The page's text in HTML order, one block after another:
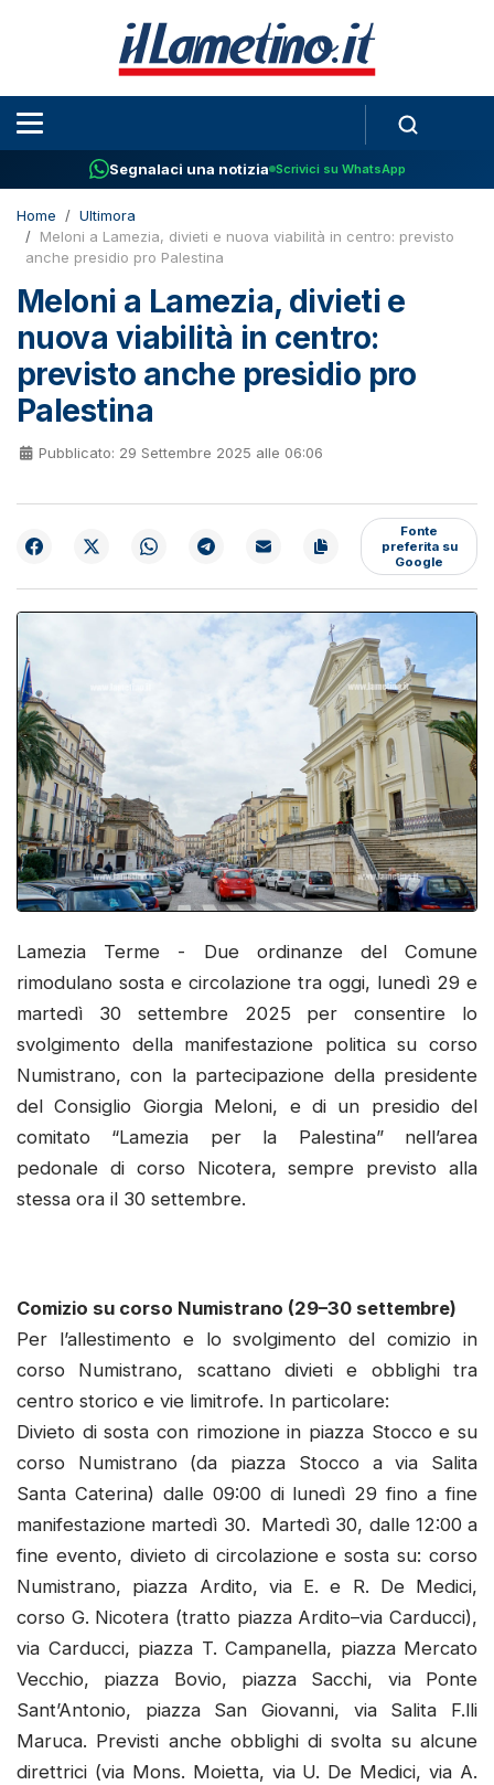
Segnalaci una notizia Scrivici su WhatsApp
Home
Ultimora
Meloni a Lamezia, divieti e nuova viabilità in centro: previsto
anche presidio pro Palestina
Meloni a Lamezia, divieti e
nuova viabilità in centro:
previsto anche presidio pro
Palestina
Pubblicato: 29 Settembre 2025 alle 06:06
Fonte
preferita su
Google
Lamezia Terme - Due ordinanze del Comune
rimodulano sosta e circolazione tra oggi, lunedì 29 e
martedì 30 settembre 2025 per consentire lo
svolgimento della manifestazione politica su corso
Numistrano, con la partecipazione della presidente
del Consiglio Giorgia Meloni, e di un presidio del
comitato “Lamezia per la Palestina” nell’area
pedonale di corso Nicotera, sempre previsto alla
stessa ora il 30 settembre.
Comizio su corso Numistrano (29–30 settembre)
Per l’allestimento e lo svolgimento del comizio in
corso Numistrano, scattano divieti e obblighi tra
centro storico e vie limitrofe. In particolare:
Divieto di sosta con rimozione in piazza Stocco e su
corso Numistrano (da piazza Stocco a via Salita
Santa Caterina) dalle 09:00 di lunedì 29 fino a fine
manifestazione martedì 30. Martedì 30, dalle 12:00 a
fine evento, divieto di circolazione e sosta su: corso
Numistrano, piazza Ardito, via E. e R. De Medici,
corso G. Nicotera (tratto piazza Ardito–via Carducci),
via Carducci, piazza T. Campanella, piazza Mercato
Vecchio, piazza Bovio, piazza Sacchi, via Ponte
Sant’Antonio, piazza San Giovanni, via Salita F.lli
Maruca. Previsti anche obblighi di svolta su alcune
direttrici (via Mons. Moietta, via U. De Medici, via A.